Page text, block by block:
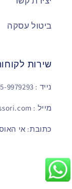
ביטול עסקה
שירות
נייד : 055-9979293
מייל : sarit@elementessori.com
כתובת: אי האוס, דרך